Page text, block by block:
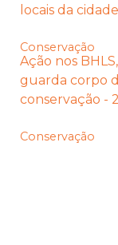
locais da
Conservação
Ação nos
guarda corpo
conservação -
Conservação